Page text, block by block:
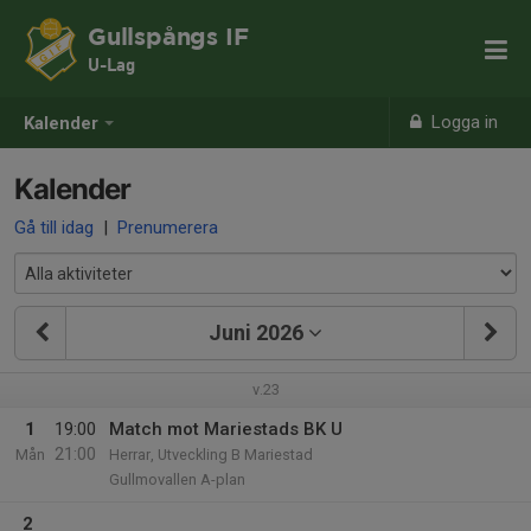
Kalender Logga in
Gullspångs IF
U-Lag
Kalender
Gå till idag | Prenumerera
Juni 2026
v.23
1
Mån
19:00
21:00
Match mot Mariestads BK U
Herrar, Utveckling B Mariestad
Gullmovallen A-plan
2